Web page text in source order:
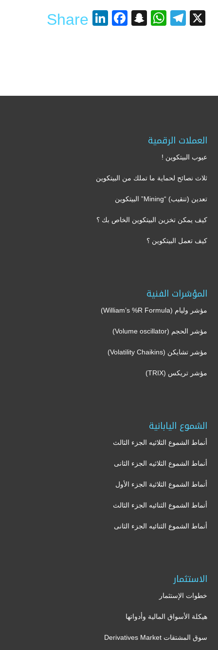
X
Telegram
WhatsApp
Snapchat
Facebook
LinkedIn
Share
العملات الرقمية
عيوب البيتكوين !
ثلاث نصائح لحماية ما تملك من البيتكوين
تعدين (تنقيب) “Mining” البيتكوين
كيف يمكن تخزين البيتكوين الخاص بك ؟
كيف تعمل البيتكوين ؟
المؤشرات الفنية
مؤشر وليام (William’s %R Formula)
مؤشر الحجم (Volume oscillator)
مؤشر تشايكن (Volatility Chaikins)
مؤشر تريكس (TRIX)
الشموع اليابانية
أنماط الشموع الثلاثيه الجزء الثالث
أنماط الشموع الثلاثيه الجزء الثانى
أنماط الشموع الثلاثية الجزء الأول
أنماط الشموع الثنائيه الجزء الثالث
أنماط الشموع الثنائيه الجزء الثانى
الاستثمار
خطوات الإستثمار
هيكلة الأسواق المالية وأدواتها
سوق المشتقات Derivatives Market